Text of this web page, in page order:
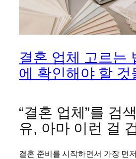
결혼 업체 고르는
에 확인해야 할 것
“결혼 업체”를 검
유, 아마 이런 걸
결혼 준비를 시작하면서 가장 먼